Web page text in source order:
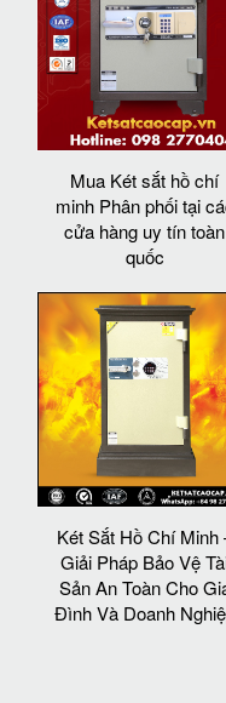
Mua Két sắt hồ chí
minh Phân phối tại
cửa hàng uy tín toàn
quốc
Két Sắt Hồ Chí Minh
Giải Pháp Bảo Vệ
Sản An Toàn Cho
Đình Và Doanh